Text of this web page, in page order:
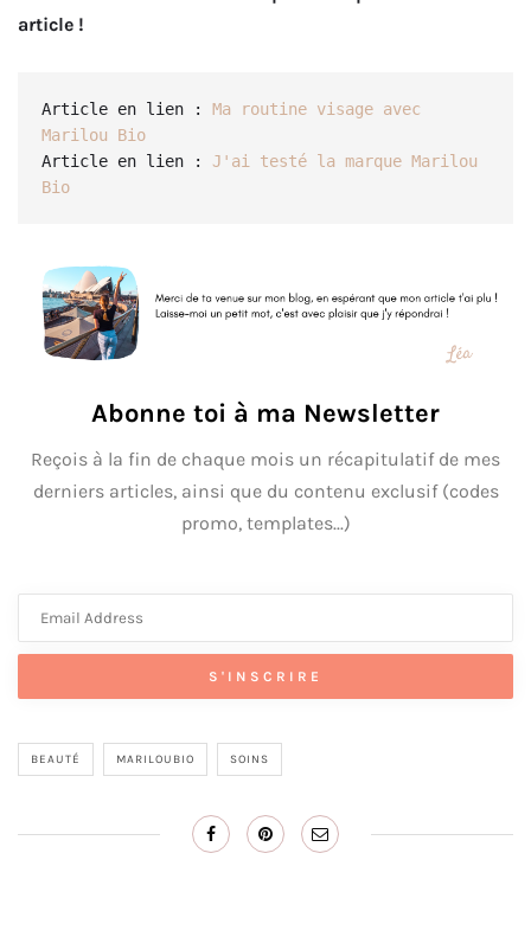
article !
Article en lien : Ma routine visage avec
Marilou Bio
Article en lien : J'ai testé la marque Marilou
Bio
Abonne toi à ma Newsletter
Reçois à la fin de chaque mois un récapitulatif de mes
derniers articles, ainsi que du contenu exclusif (codes
promo, templates...)
BEAUTÉ MARILOUBIO SOINS